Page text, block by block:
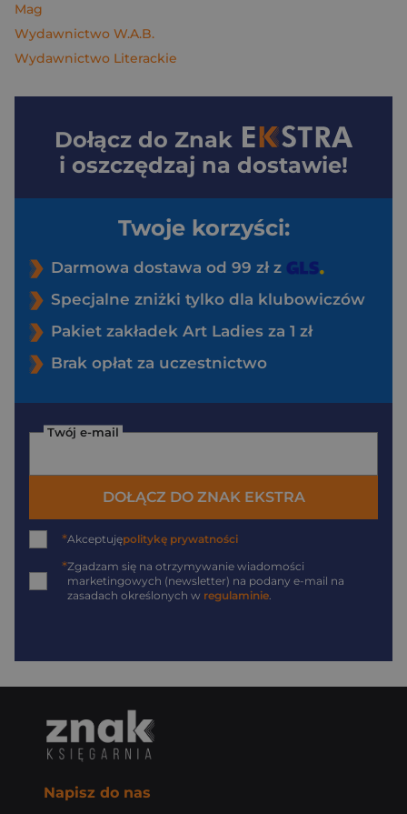
Mag
Wydawnictwo W.A.B.
Wydawnictwo Literackie
Dołącz do Znak
i oszczędzaj na dostawie!
Twoje korzyści:
Darmowa dostawa od 99 zł z
Specjalne zniżki tylko dla klubowiczów
Pakiet zakładek Art Ladies za 1 zł
Brak opłat za uczestnictwo
Twój e-mail
DOŁĄCZ DO ZNAK EKSTRA
*Akceptujępolitykę prywatności
*Zgadzam się na otrzymywanie wiadomości
marketingowych (newsletter) na podany e-mail na
zasadach określonych w regulaminie.
Napisz do nas